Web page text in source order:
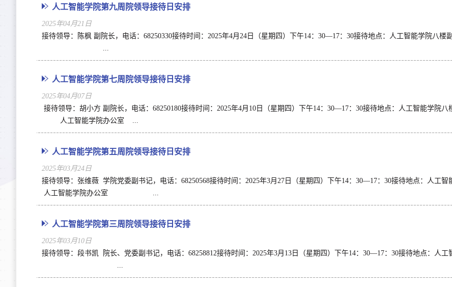
人工智能学院第九周院领导接待日安排
2025年04月21日
接待领导：陈枫 副院长，电话：68250330接待时间：2025年4月24日（星期四）下午14：30—17：30接
...
人工智能学院第七周院领导接待日安排
2025年04月07日
接待领导：胡小方 副院长，电话：68250180接待时间：2025年4月10日（星期四）下午14：30—17：30接
人工智能学院办公室 ...
人工智能学院第五周院领导接待日安排
2025年03月24日
接待领导：张维薇 学院党委副书记，电话：68250568接待时间：2025年3月27日（星期四）下午14：30—17：30
人工智能学院办公室 ...
人工智能学院第三周院领导接待日安排
2025年03月10日
接待领导：段书凯 院长、党委副书记，电话：68258812接待时间：2025年3月13日（星期四）下午14：30—17：
...